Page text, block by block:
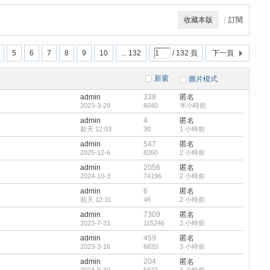
收藏本版 訂閱
5 6 7 8 9 10 ... 132 / 132 頁 下一頁
新窗 圖片模式
admin
2023-3-29
338
6040
匿名
半小時前
admin
前天 12:03
4
30
匿名
1 小時前
admin
2025-12-6
547
8260
匿名
2 小時前
admin
2024-10-3
2056
74196
匿名
2 小時前
admin
前天 12:31
6
46
匿名
2 小時前
admin
2023-7-31
7309
115246
匿名
3 小時前
admin
2023-3-16
459
6820
匿名
3 小時前
admin 204 匿名